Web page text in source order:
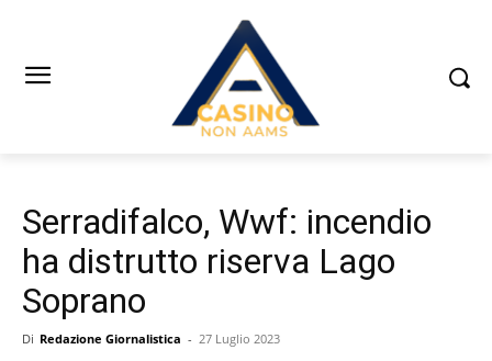
Serradifalco, Wwf: incendio
ha distrutto riserva Lago
Soprano
Di Redazione Giornalistica - 27 Luglio 2023